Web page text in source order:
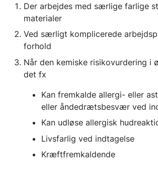
Der arbejdes med særlige farlige
materialer
Ved særligt komplicerede
forhold
Når den kemiske risikovurdering i
det fx
Kan fremkalde allergi- eller
eller åndedrætsbesvær ved
Kan udløse allergisk
Livsfarlig ved indtagelse
Kræftfremkaldende